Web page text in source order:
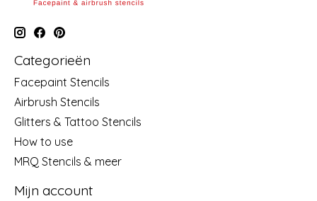
Categorieën
Facepaint Stencils
Airbrush Stencils
Glitters & Tattoo Stencils
How to use
MRQ Stencils & meer
Mijn account